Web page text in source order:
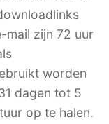
mail zijn 72 uur
worden
dagen tot 5
op te halen.